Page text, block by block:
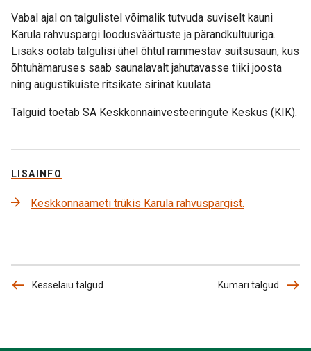
Vabal ajal on talgulistel võimalik tutvuda suviselt kauni
Karula rahvuspargi loodusväärtuste ja pärandkultuuriga.
Lisaks ootab talgulisi ühel õhtul rammestav suitsusaun, kus
õhtuhämaruses saab saunalavalt jahutavasse tiiki joosta
ning augustikuiste ritsikate sirinat kuulata.
Talguid toetab SA Keskkonnainvesteeringute Keskus (KIK).
LISAINFO
Keskkonnaameti trükis Karula rahvuspargist.
Kesselaiu talgud Kumari talgud